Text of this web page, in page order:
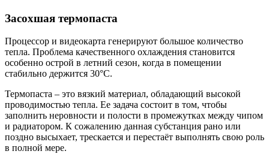
Засохшая термопаста
Процессор и видеокарта генерируют большое количество
тепла. Проблема качественного охлаждения становится
особенно острой в летний сезон, когда в помещении
стабильно держится 30°C.
Термопаста – это вязкий материал, обладающий высокой
проводимостью тепла. Ее задача состоит в том, чтобы
заполнить неровности и полости в промежутках между чипом
и радиатором. К сожалению данная субстанция рано или
поздно высыхает, трескается и перестаёт выполнять свою роль
в полной мере.